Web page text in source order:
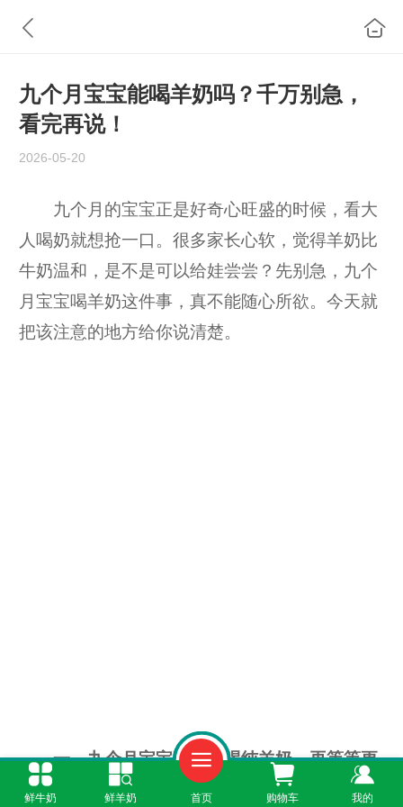
九个月宝宝能喝羊奶吗？千万别急，
看完再说！
2026-05-20
九个月的宝宝正是好奇心旺盛的时候，看大
人喝奶就想抢一口。很多家长心软，觉得羊奶比
牛奶温和，是不是可以给娃尝尝？先别急，九个
月宝宝喝羊奶这件事，真不能随心所欲。今天就
把该注意的地方给你说清楚。
一、九个月宝宝不建议喝纯羊奶，再等等更
稳妥
鲜牛奶 鲜羊奶 首页 购物车 我的